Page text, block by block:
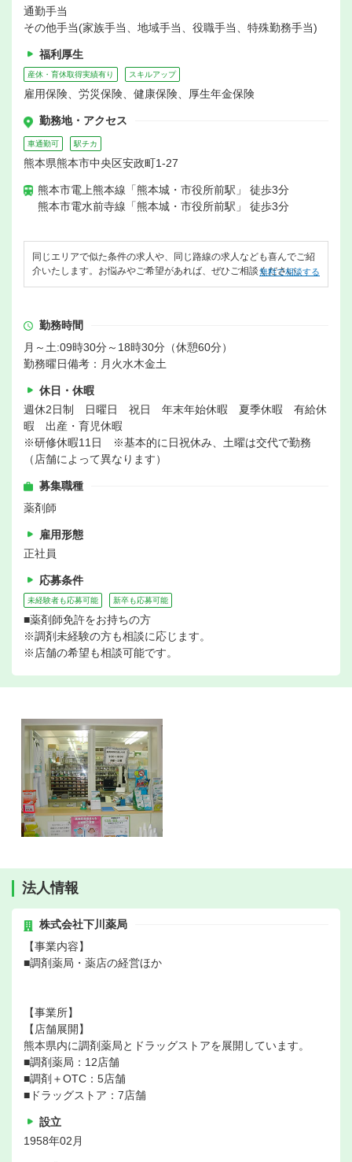
通勤手当
その他手当(家族手当、地域手当、役職手当、特殊勤務手当)
福利厚生
産休・育休取得実績有り スキルアップ
雇用保険、労災保険、健康保険、厚生年金保険
勤務地・アクセス
車通勤可 駅チカ
熊本県熊本市中央区安政町1-27
熊本市電上熊本線「熊本城・市役所前駅」 徒歩3分
熊本市電水前寺線「熊本城・市役所前駅」 徒歩3分
同じエリアで似た条件の求人や、同じ路線の求人なども喜んでご紹
介いたします。お悩みやご希望があれば、ぜひご相談ください。
無料で相談する
勤務時間
月～土:09時30分～18時30分（休憩60分）
勤務曜日備考：月火水木金土
休日・休暇
週休2日制 日曜日 祝日 年末年始休暇 夏季休暇 有給休
暇 出産・育児休暇
※研修休暇11日 ※基本的に日祝休み、土曜は交代で勤務
（店舗によって異なります）
募集職種
薬剤師
雇用形態
正社員
応募条件
未経験者も応募可能 新卒も応募可能
■薬剤師免許をお持ちの方
※調剤未経験の方も相談に応じます。
※店舗の希望も相談可能です。
法人情報
株式会社下川薬局
【事業内容】
■調剤薬局・薬店の経営ほか
【事業所】
【店舗展開】
熊本県内に調剤薬局とドラッグストアを展開しています。
■調剤薬局：12店舗
■調剤＋OTC：5店舗
■ドラッグストア：7店舗
設立
1958年02月